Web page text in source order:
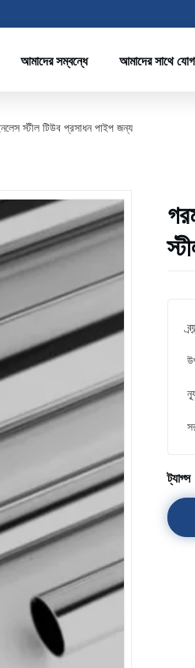
আমাদের সম্বন্ধে আমাদের সাথে
স্টীল টিউব প্রসাধন পাইপ জন্য
ট্যাগ্স